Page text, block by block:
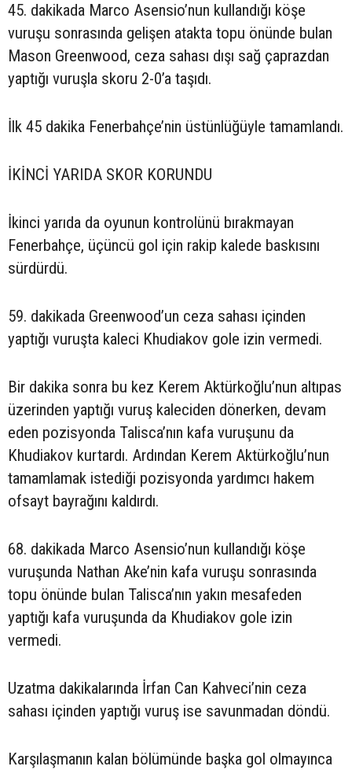
45. dakikada Marco Asensio’nun kullandığı köşe
vuruşu sonrasında gelişen atakta topu önünde bulan
Mason Greenwood, ceza sahası dışı sağ çaprazdan
yaptığı vuruşla skoru 2-0’a taşıdı.
İlk 45 dakika Fenerbahçe’nin üstünlüğüyle tamamlandı.
İKİNCİ YARIDA SKOR KORUNDU
İkinci yarıda da oyunun kontrolünü bırakmayan
Fenerbahçe, üçüncü gol için rakip kalede baskısını
sürdürdü.
59. dakikada Greenwood’un ceza sahası içinden
yaptığı vuruşta kaleci Khudiakov gole izin vermedi.
Bir dakika sonra bu kez Kerem Aktürkoğlu’nun altıpas
üzerinden yaptığı vuruş kaleciden dönerken, devam
eden pozisyonda Talisca’nın kafa vuruşunu da
Khudiakov kurtardı. Ardından Kerem Aktürkoğlu’nun
tamamlamak istediği pozisyonda yardımcı hakem
ofsayt bayrağını kaldırdı.
68. dakikada Marco Asensio’nun kullandığı köşe
vuruşunda Nathan Ake’nin kafa vuruşu sonrasında
topu önünde bulan Talisca’nın yakın mesafeden
yaptığı kafa vuruşunda da Khudiakov gole izin
vermedi.
Uzatma dakikalarında İrfan Can Kahveci’nin ceza
sahası içinden yaptığı vuruş ise savunmadan döndü.
Karşılaşmanın kalan bölümünde başka gol olmayınca